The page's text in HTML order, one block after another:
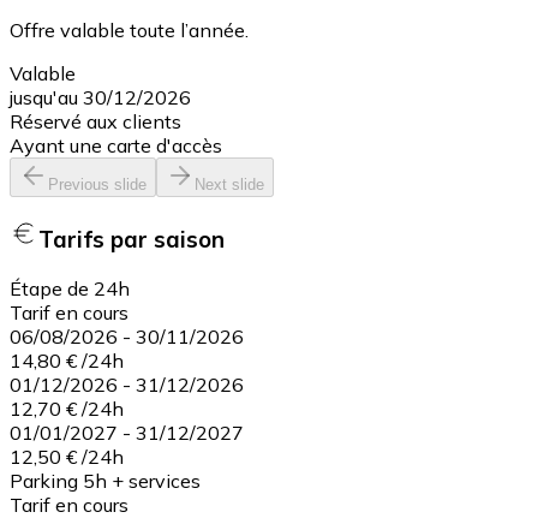
Offre valable toute l’année.
Valable
jusqu'au 30/12/2026
Réservé aux clients
Ayant une carte d'accès
Previous slide Next slide
Tarifs par saison
Étape de 24h
Tarif en cours
06/08/2026 - 30/11/2026
14,80 € /24h
01/12/2026 - 31/12/2026
12,70 € /24h
01/01/2027 - 31/12/2027
12,50 € /24h
Parking 5h + services
Tarif en cours